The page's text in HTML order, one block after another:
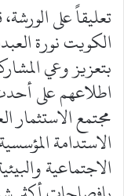
تعليقاً على
الكويت نورة
بتعزيز وعي
اطلاعهم على
مجتمع الاستثمار
الاستدامة
الاجتماعية